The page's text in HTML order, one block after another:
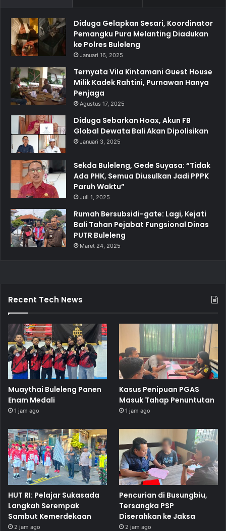
Diduga Gelapkan Sesari, Koordinator
Pemangku Pura Melanting Diadukan
ke Polres Buleleng
Januari 16, 2025
Ternyata Vila Kintamani Guest House
Milik Kadek Rahtini, Purnawan Hanya
Penjaga
Agustus 17, 2025
Diduga Sebarkan Hoax, Akun FB
Global Dewata Bali Akan Dipolisikan
Januari 3, 2025
Sekda Buleleng, Gede Suyasa: “Tidak
Ada PHK, Semua Diusulkan Jadi PPPK
Paruh Waktu”
Juli 1, 2025
Rumah Bersubsidi-gate: Lagi, Kejati
Bali Tahan Pejabat Fungsional Dinas
PUTR Buleleng
Maret 24, 2025
Recent Tech News
Muaythai Buleleng Panen
Enam Medali
1 jam ago
Kasus Penipuan PGAS
Masuk Tahap Penuntutan
1 jam ago
HUT RI: Pelajar Sukasada
Langkah Serempak
Sambut Kemerdekaan
2 jam ago
Pencurian di Busungbiu,
Tersangka PSP
Diserahkan ke Jaksa
2 jam ago